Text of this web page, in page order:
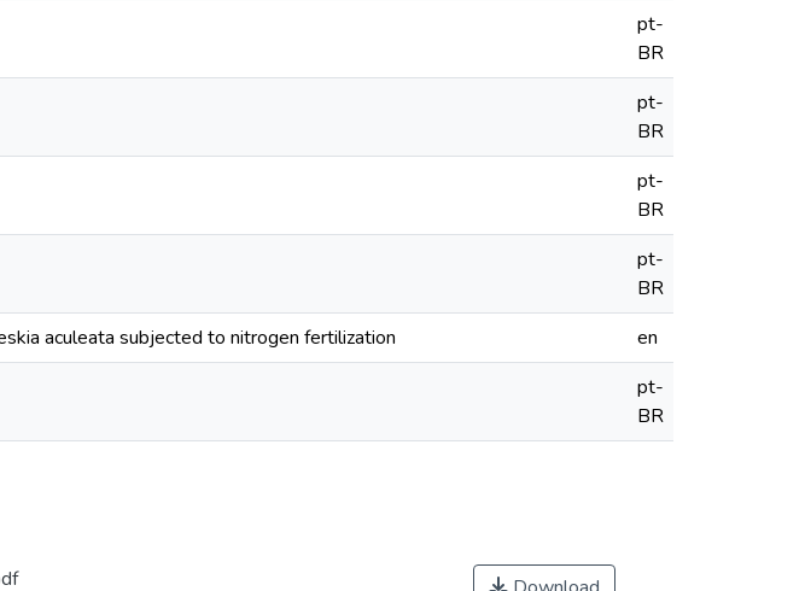
pt-
BR
pt-
BR
pt-
BR
pt-
BR
aculeata subjected to nitrogen fertilization en
pt-
BR